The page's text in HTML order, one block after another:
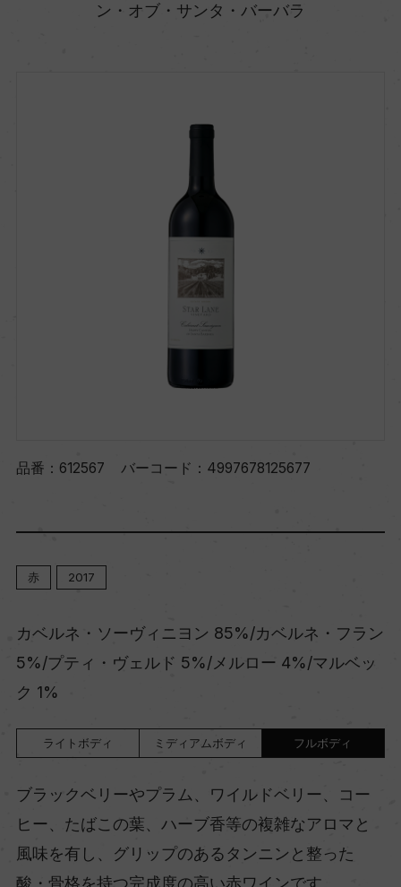
ン・オブ・サンタ・バーバラ
品番： 612567 バーコード： 4997678125677
赤 2017
カベルネ・ソーヴィニヨン 85%/カベルネ・フラン
5%/プティ・ヴェルド 5%/メルロー 4%/マルベッ
ク 1%
ライトボディ ミディアムボディ フルボディ
ブラックベリーやプラム、ワイルドベリー、コー
ヒー、たばこの葉、ハーブ香等の複雑なアロマと
風味を有し、グリップのあるタンニンと整った
酸・骨格を持つ完成度の高い赤ワインです。